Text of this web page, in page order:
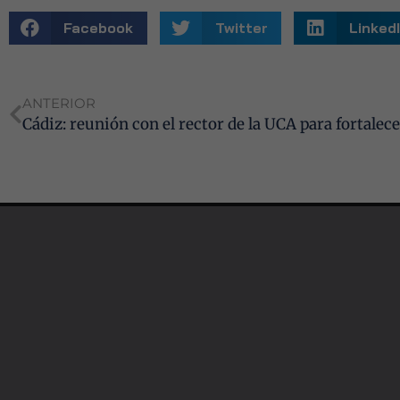
Facebook Twitter
ANTERIOR